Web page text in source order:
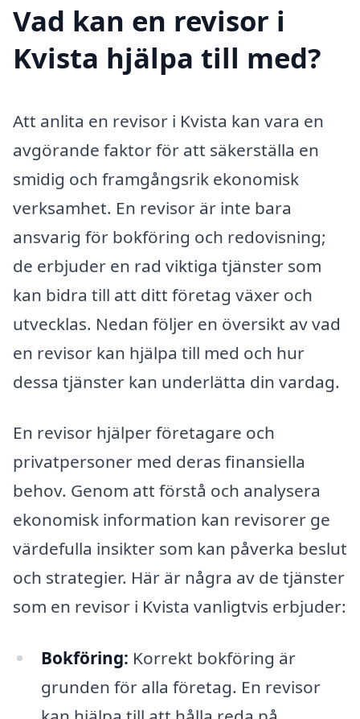
Vad kan en revisor i
Kvista hjälpa till med?
Att anlita en revisor i Kvista kan vara en
avgörande faktor för att säkerställa en
smidig och framgångsrik ekonomisk
verksamhet. En revisor är inte bara
ansvarig för bokföring och redovisning;
de erbjuder en rad viktiga tjänster som
kan bidra till att ditt företag växer och
utvecklas. Nedan följer en översikt av vad
en revisor kan hjälpa till med och hur
dessa tjänster kan underlätta din vardag.
En revisor hjälper företagare och
privatpersoner med deras finansiella
behov. Genom att förstå och analysera
ekonomisk information kan revisorer ge
värdefulla insikter som kan påverka beslut
och strategier. Här är några av de tjänster
som en revisor i Kvista vanligtvis erbjuder:
Bokföring: Korrekt bokföring är
grunden för alla företag. En revisor